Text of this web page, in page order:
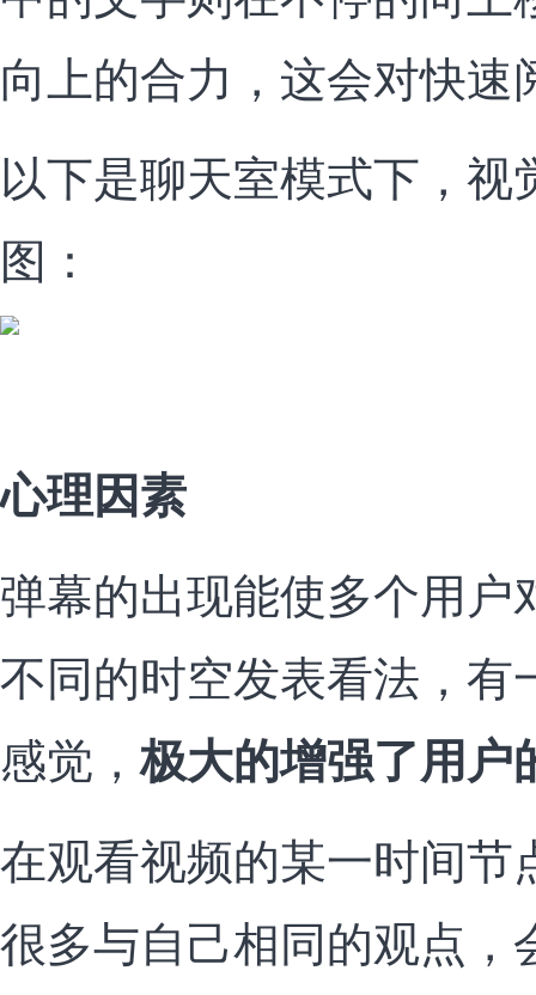
向上的合力，这会对快速
以下是聊天室模式下，
图：
心理因素
弹幕的出现能使多个用
不同的时空发表看法，有
感觉，极大的增强了用户
在观看视频的某一时间节
很多与自己相同的观点，